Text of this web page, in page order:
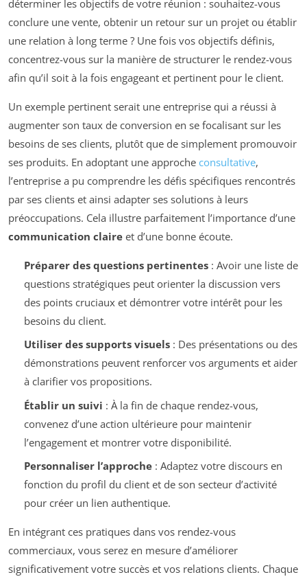
déterminer les objectifs de votre réunion : souhaitez-vous
conclure une vente, obtenir un retour sur un projet ou établir
une relation à long terme ? Une fois vos objectifs définis,
concentrez-vous sur la manière de structurer le rendez-vous
afin qu’il soit à la fois engageant et pertinent pour le client.
Un exemple pertinent serait une entreprise qui a réussi à
augmenter son taux de conversion en se focalisant sur les
besoins de ses clients, plutôt que de simplement promouvoir
ses produits. En adoptant une approche consultative,
l’entreprise a pu comprendre les défis spécifiques rencontrés
par ses clients et ainsi adapter ses solutions à leurs
préoccupations. Cela illustre parfaitement l’importance d’une
communication claire et d’une bonne écoute.
Préparer des questions pertinentes: Avoir une liste de
questions stratégiques peut orienter la discussion vers
des points cruciaux et démontrer votre intérêt pour les
besoins du client.
Utiliser des supports visuels: Des présentations ou des
démonstrations peuvent renforcer vos arguments et aider
à clarifier vos propositions.
Établir un suivi : À la fin de chaque rendez-vous,
convenez d’une action ultérieure pour maintenir
l’engagement et montrer votre disponibilité.
Personnaliser l’approche: Adaptez votre discours en
fonction du profil du client et de son secteur d’activité
pour créer un lien authentique.
En intégrant ces pratiques dans vos rendez-vous
commerciaux, vous serez en mesure d’améliorer
significativement votre succès et vos relations clients. Chaque